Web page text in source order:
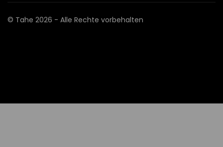
© Tahe 2026 - Alle Rechte vorbehalten